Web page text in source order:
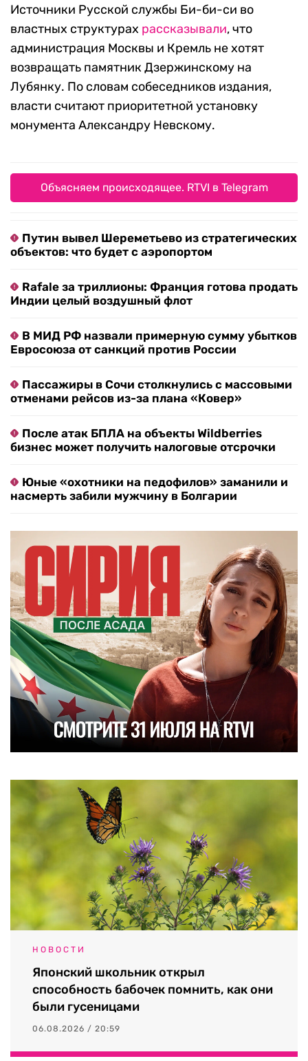
Источники Русской службы Би-би-си во
властных структурах рассказывали, что
администрация Москвы и Кремль не хотят
возвращать памятник Дзержинскому на
Лубянку. По словам собеседников издания,
власти считают приоритетной установку
монумента Александру Невскому.
Объясняем происходящее. RTVI в Telegram
Путин вывел Шереметьево из стратегических
объектов: что будет с аэропортом
Rafale за триллионы: Франция готова продать
Индии целый воздушный флот
В МИД РФ назвали примерную сумму убытков
Евросоюза от санкций против России
Пассажиры в Сочи столкнулись с массовыми
отменами рейсов из-за плана «Ковер»
После атак БПЛА на объекты Wildberries
бизнес может получить налоговые отсрочки
Юные «охотники на педофилов» заманили и
насмерть забили мужчину в Болгарии
НОВОСТИ
Японский школьник открыл
способность бабочек помнить, как они
были гусеницами
06.08.2026 / 20:59